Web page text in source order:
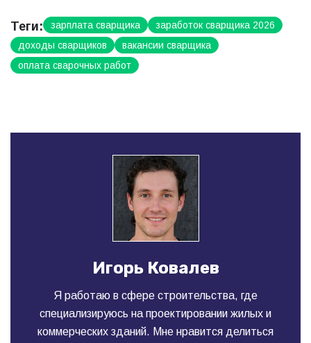
Теги: зарплата сварщика
заработок сварщика 2026
доходы сварщиков
вакансии сварщика
оплата сварочных работ
Игорь Ковалев
Я работаю в сфере строительства, где
специализируюсь на проектировании жилых и
коммерческих зданий. Мне нравится делиться